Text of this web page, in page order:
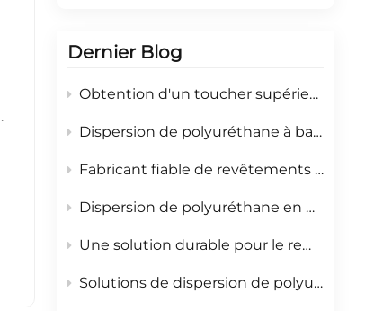
Dernier Blog
Obtention d'un toucher supérieur sur les plastiques et le papier grâce à la dispersion de polyuréthane
Dispersion de polyuréthane à base d'eau pour une protection durable des métaux
Fabricant fiable de revêtements pour bois
Dispersion de polyuréthane en phase aqueuse pour les revêtements de papier de substitution au plastique
Une solution durable pour le remplacement des films d'emballage en papier
Solutions de dispersion de polyuréthane en phase aqueuse pour les revêtements de papiers spéciaux